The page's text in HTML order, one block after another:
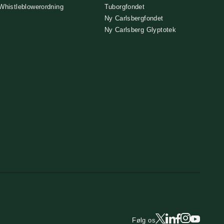
Tuborgfondet
Ny Carlsbergfondet
Ny Carlsberg Glyptotek
Følg os